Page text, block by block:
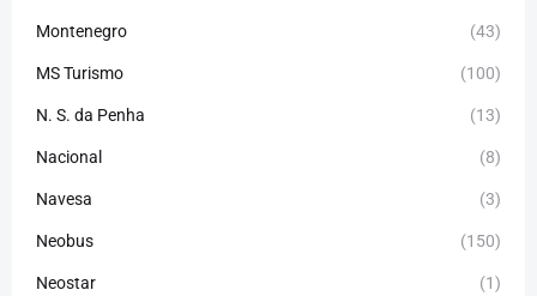
Montenegro (43)
MS Turismo (100)
N. S. da Penha (13)
Nacional (8)
Navesa (3)
Neobus (150)
Neostar (1)